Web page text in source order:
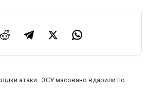
атаки . ЗСУ масовано вдарили по